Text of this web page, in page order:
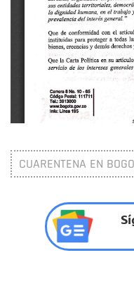
CUARENTENA EN